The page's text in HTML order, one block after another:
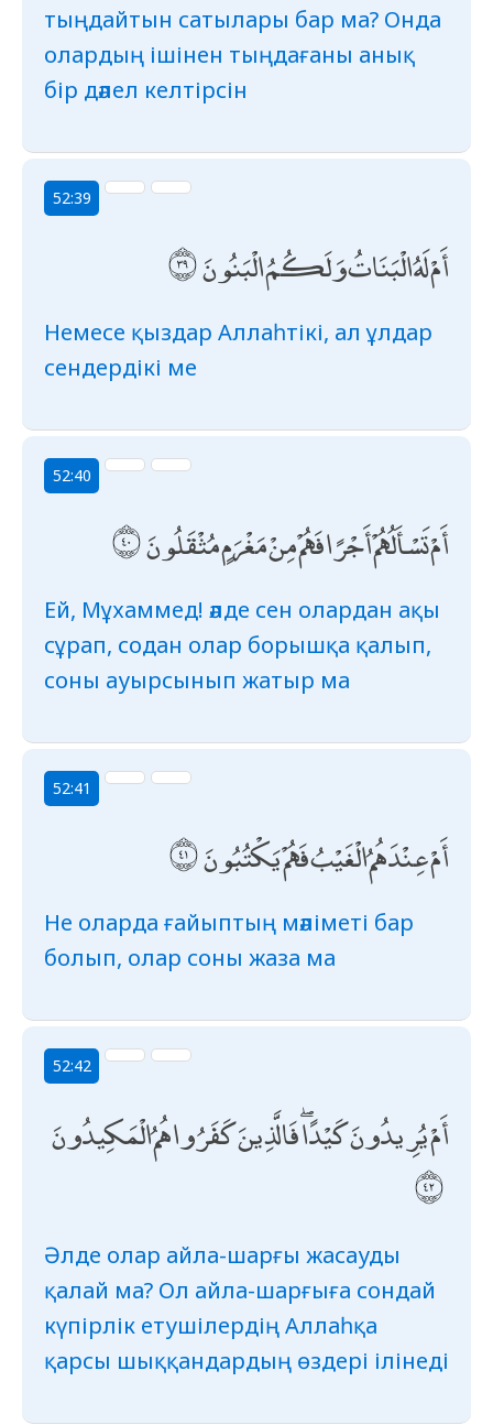
тыңдайтын сатылары бар ма? Онда
олардың ішінен тыңдағаны анық
бір дәлел келтірсін
52:39
أَمْ لَهُ الْبَنَاتُ وَلَكُمُ الْبَنُونَ
Немесе қыздар Аллаһтікі, ал ұлдар
сендердікі ме
52:40
أَمْ تَسْأَلُهُمْ أَجْرًا فَهُمْ مِنْ مَغْرَمٍ مُثْقَلُونَ
Ей, Мұхаммед! әлде сен олардан ақы
сұрап, содан олар борышқа қалып,
соны ауырсынып жатыр ма
52:41
أَمْ عِنْدَهُمُ الْغَيْبُ فَهُمْ يَكْتُبُونَ
Не оларда ғайыптың мәліметі бар
болып, олар соны жаза ма
52:42
أَمْ يُرِيدُونَ كَيْدًا ۖ فَالَّذِينَ كَفَرُوا هُمُ الْمَكِيدُونَ
Әлде олар айла-шарғы жасауды
қалай ма? Ол айла-шарғыға сондай
күпірлік етушілердің Аллаһқа
қарсы шыққандардың өздері ілінеді